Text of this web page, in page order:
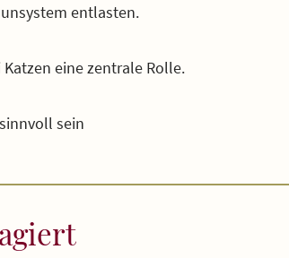
entlasten.
eine zentrale Rolle.
sein